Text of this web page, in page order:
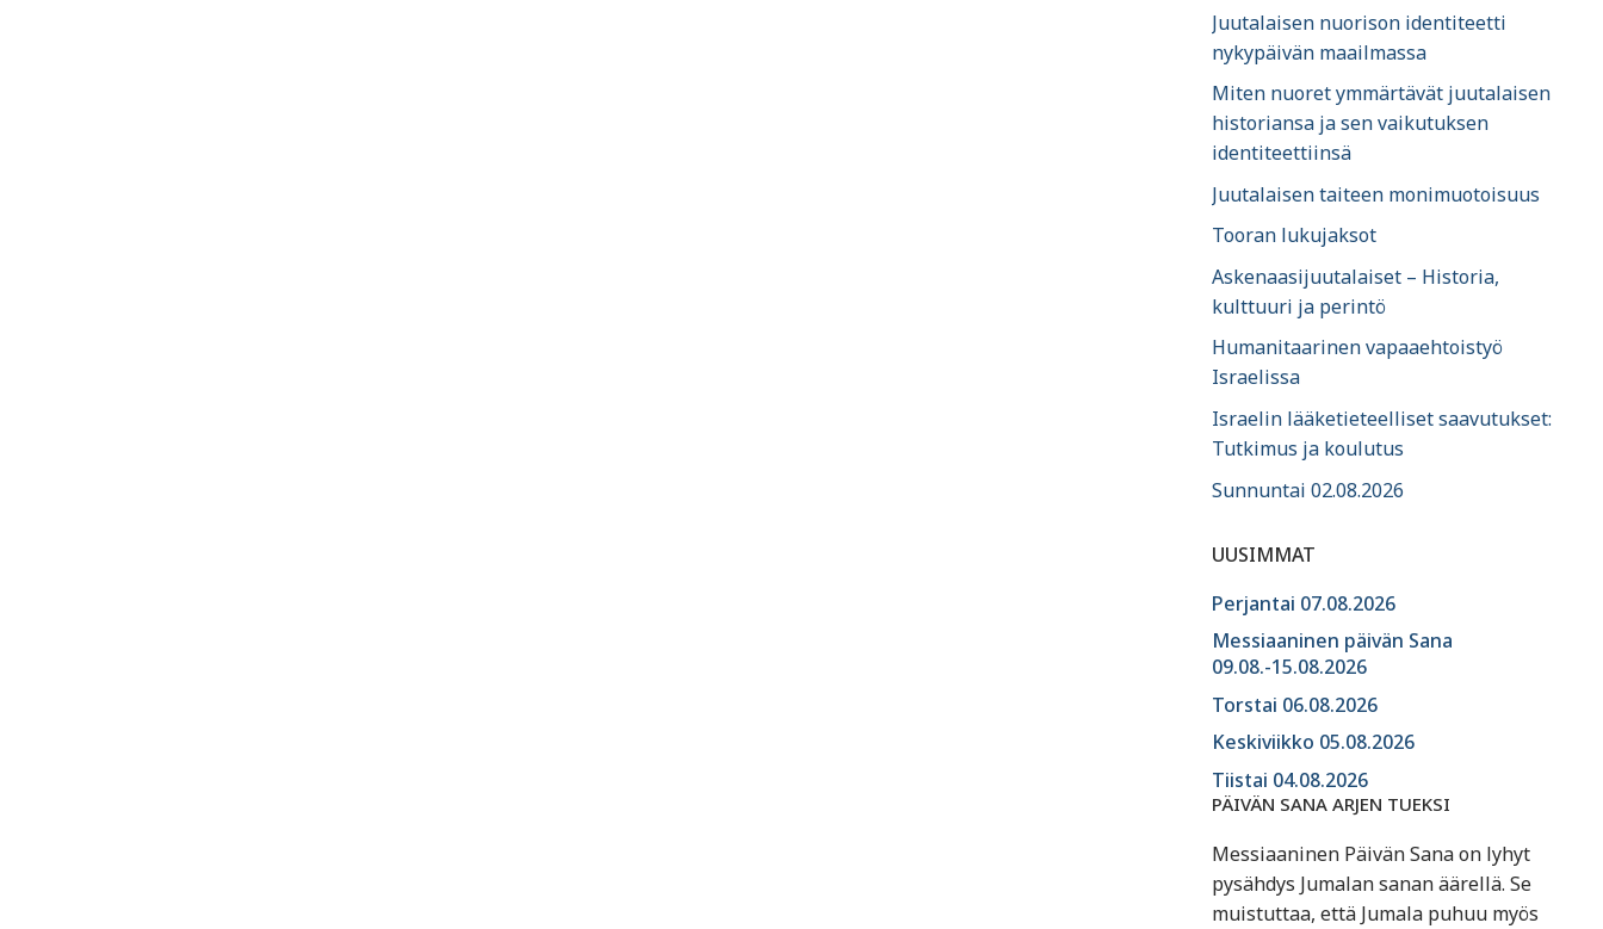
Juutalaisen nuorison identiteetti
nykypäivän maailmassa
Miten nuoret ymmärtävät juutalaisen
historiansa ja sen vaikutuksen
identiteettiinsä
Juutalaisen taiteen monimuotoisuus
Tooran lukujaksot
Askenaasijuutalaiset – Historia,
kulttuuri ja perintö
Humanitaarinen vapaaehtoistyö
Israelissa
Israelin lääketieteelliset saavutukset:
Tutkimus ja koulutus
Sunnuntai 02.08.2026
UUSIMMAT
Perjantai 07.08.2026
Messiaaninen päivän Sana
09.08.-15.08.2026
Torstai 06.08.2026
Keskiviikko 05.08.2026
Tiistai 04.08.2026
PÄIVÄN SANA ARJEN TUEKSI
Messiaaninen Päivän Sana on lyhyt
pysähdys Jumalan sanan äärellä. Se
muistuttaa, että Jumala puhuu myös